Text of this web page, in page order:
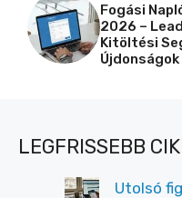
Fogási
2026 –
Kitöltési
Újdonságok
LEGFRISSEBB
Utolsó